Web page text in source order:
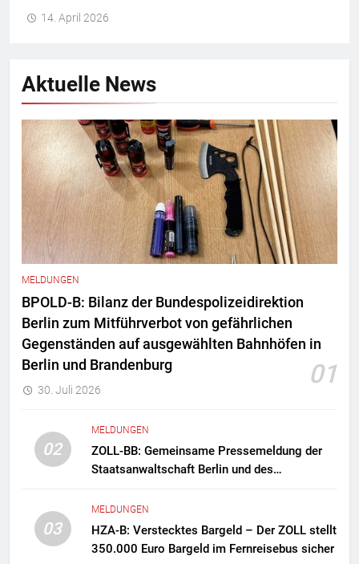
14. April 2026
Aktuelle News
MELDUNGEN
BPOLD-B: Bilanz der Bundespolizeidirektion
Berlin zum Mitführverbot von gefährlichen
Gegenständen auf ausgewählten Bahnhöfen in
Berlin und Brandenburg
01
30. Juli 2026
02
MELDUNGEN
ZOLL-BB: Gemeinsame Pressemeldung der
Staatsanwaltschaft Berlin und des
Zollfahndung hebt mutmaßliches
Drogenlabor aus
03
MELDUNGEN
HZA-B: Verstecktes Bargeld – Der ZOLL stellt
350.000 Euro Bargeld im Fernreisebus sicher